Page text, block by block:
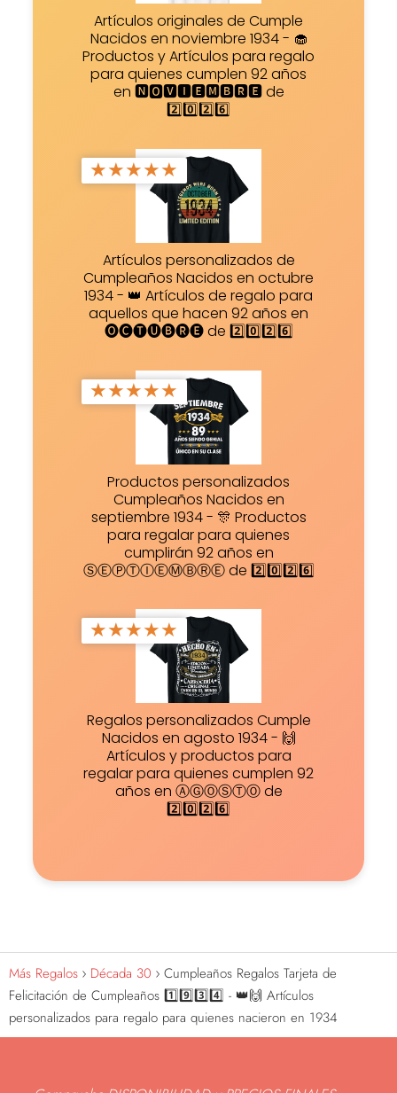
Artículos originales de Cumple
Nacidos en noviembre 1934 - 🧁
Productos y Artículos para regalo
para quienes cumplen 92 años
en 🅽🅾🆅🅸🅴🅼🅱🆁🅴 de
2️⃣0️⃣2️⃣6️⃣
★★★★★
Artículos personalizados de
Cumpleaños Nacidos en octubre
1934 - 👑 Artículos de regalo para
aquellos que hacen 92 años en
🅞🅒🅣🅤🅑🅡🅔 de 2️⃣0️⃣2️⃣6️⃣
★★★★★
Productos personalizados
Cumpleaños Nacidos en
septiembre 1934 - 🎊 Productos
para regalar para quienes
cumplirán 92 años en
ⓈⒺⓅⓉⒾⒺⓂⒷⓇⒺ de 2️⃣0️⃣2️⃣6️⃣
★★★★★
Regalos personalizados Cumple
Nacidos en agosto 1934 - 🙌
Artículos y productos para
regalar para quienes cumplen 92
años en ⒶⒼⓄⓈⓉⓄ de
2️⃣0️⃣2️⃣6️⃣
Más Regalos Década 30
Cumpleaños Regalos Tarjeta de
Felicitación de Cumpleaños 1️⃣9️⃣3️⃣4️⃣ - 👑🙌 Artículos
personalizados para regalo para quienes nacieron en 1934